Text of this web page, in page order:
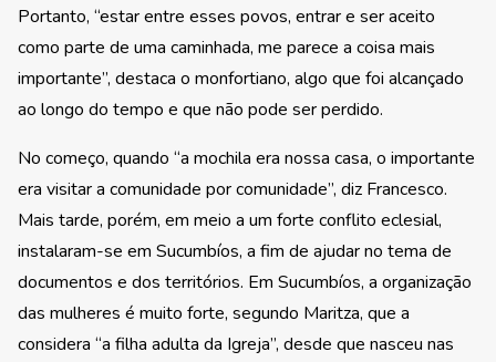
Portanto, “estar entre esses povos, entrar e ser aceito
como parte de uma caminhada, me parece a coisa mais
importante”, destaca o monfortiano, algo que foi alcançado
ao longo do tempo e que não pode ser perdido.
No começo, quando “a mochila era nossa casa, o importante
era visitar a comunidade por comunidade”, diz Francesco.
Mais tarde, porém, em meio a um forte conflito eclesial,
instalaram-se em Sucumbíos, a fim de ajudar no tema de
documentos e dos territórios. Em Sucumbíos, a organização
das mulheres é muito forte, segundo Maritza, que a
considera “a filha adulta da Igreja”, desde que nasceu nas